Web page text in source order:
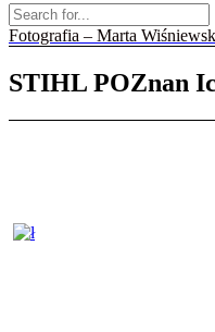
Fotografia – Marta
STIHL POZnan